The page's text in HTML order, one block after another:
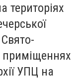
територіях
приміщеннях
УПЦ на